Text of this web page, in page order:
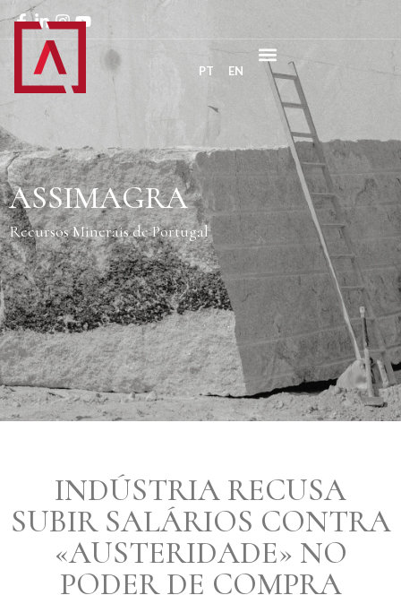
PT EN
ASSIMAGRA
Recursos Minerais de Portugal
INDÚSTRIA RECUSA
SUBIR SALÁRIOS CONTRA
«AUSTERIDADE» NO
PODER DE COMPRA